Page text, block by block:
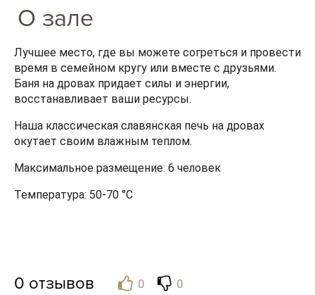
О зале
Лучшее место, где вы можете согреться и провести
время в семейном кругу или вместе с друзьями.
Баня на дровах придает силы и энергии,
восстанавливает ваши ресурсы.
Наша классическая славянская печь на дровах
окутает своим влажным теплом.
Максимальное размещение: 6 человек
Температура: 50-70 °C
0 отзывов 0 0